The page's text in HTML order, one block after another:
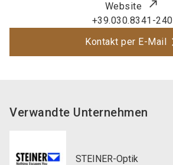
Website
+39.030.8341-240
Kontakt per E-Mail
Verwandte Unternehmen
STEINER-Optik